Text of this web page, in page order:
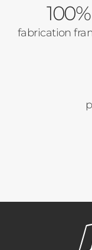
Pavillon
Adresse des
100%
fabrication